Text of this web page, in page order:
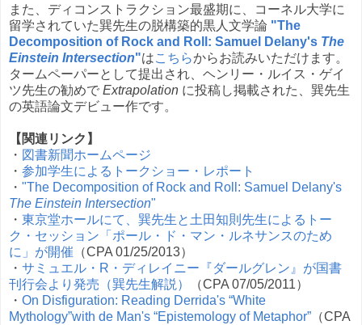
また、ディコンストラクション最盛期に、コーネル大学に
留学されていた巽先生の脱構築的黒人文学論 "The
Decomposition of Rock and Roll: Samuel Delany's The
Einstein Intersection"はこちらからお読みいただけます。
タームペーパーとして提出され、ヘンリー・ルイス・ゲイ
ツ先生の勧めで Extrapolation に投稿し掲載された、巽先生
の英語論文デビュー作です。
【関連リンク】
・ 図書新聞ホームページ
・ 参加学生によるトークショー・レポート
・ "The Decomposition of Rock and Roll: Samuel Delany's
The Einstein Intersection"
・ 東京堂ホールにて、巽先生と土田知則先生によるトー
ク・セッション「ポール・ド・マン・ルネサンスのため
に」が開催 （CPA 01/25/2013）
・ サミュエル・R・ディレイニー『ダールグレン』が国書
刊行会より発売（巽先生解説）
（CPA 07/05/2011）
・ On Disfiguration: Reading Derrida's “White
Mythology”with de Man's “Epistemology of Metaphor” （CPA